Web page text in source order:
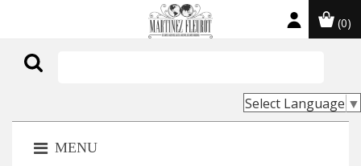
(0)
Select Language ▼
MENU